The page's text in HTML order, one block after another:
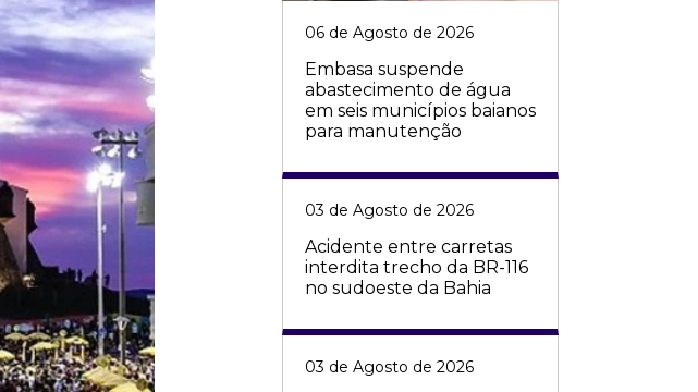
06 de Agosto de 2026
Embasa suspende
abastecimento de água
em seis municípios baianos
para manutenção
03 de Agosto de 2026
Acidente entre carretas
interdita trecho da BR-116
no sudoeste da Bahia
03 de Agosto de 2026